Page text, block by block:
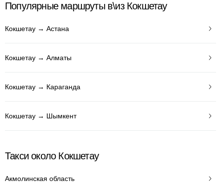
Популярные маршруты в\из Кокшетау
Кокшетау → Астана
Кокшетау → Алматы
Кокшетау → Караганда
Кокшетау → Шымкент
Такси около Кокшетау
Акмолинская область